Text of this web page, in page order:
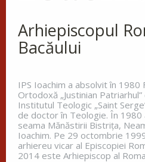
Arhiepiscopul
Bacăului
IPS Ioachim a absolvit în
Ortodoxă „Justinian
Institutul Teologic „Saint
de doctor în Teologie. În
seama Mănăstirii Bistriţa,
Ioachim. Pe 29 octombrie
arhiereu vicar al Episcopiei
2014 este Arhiepiscop al